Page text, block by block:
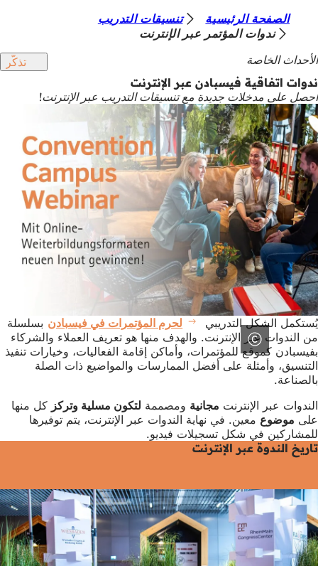
الانتقال إلى المحتوى
ت
ه
ن
ا
الصفحة الرئيسية
تنسيقات التدريب
ندوات المؤتمر عبر الإنترنت
الأحداث الخاصة
تذكّر
ندوات اتفاقية فيسبادن عبر الإنترنت
احصل على مدخلات جديدة مع تنسيقات التدريب عبر الإنترنت!
يُستكمل الشكل التدريبي لحرم المؤتمرات في فيسبادن بسلسلة
من الندوات عبر الإنترنت. والهدف منها هو تعريف العملاء والشركاء
بفيسبادن كموقع للمؤتمرات، وأماكن إقامة الفعاليات، وخيارات تنفيذ
التنسيق، وأمثلة على أفضل الممارسات والمواضيع ذات الصلة
بالصناعة.
الندوات عبر الإنترنت مجانية ومصممة لتكون مسلية وتركز كل منها
على موضوع معين. في نهاية الندوات عبر الإنترنت، يتم توفيرها
للمشاركين في شكل تسجيلات فيديو.
تاريخ الندوة عبر الإنترنت